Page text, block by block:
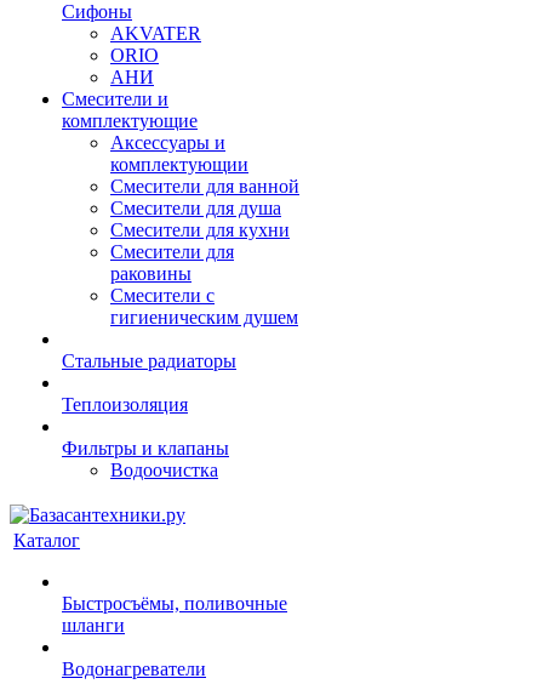
Сифоны
AKVATER
ORIO
АНИ
Смесители и
комплектующие
Аксессуары и
комплектующии
Смесители для ванной
Смесители для душа
Смесители для кухни
Смесители для
раковины
Смесители с
гигиеническим душем
Стальные радиаторы
Теплоизоляция
Фильтры и клапаны
Водоочистка
Каталог
Быстросъёмы, поливочные
шланги
Водонагреватели